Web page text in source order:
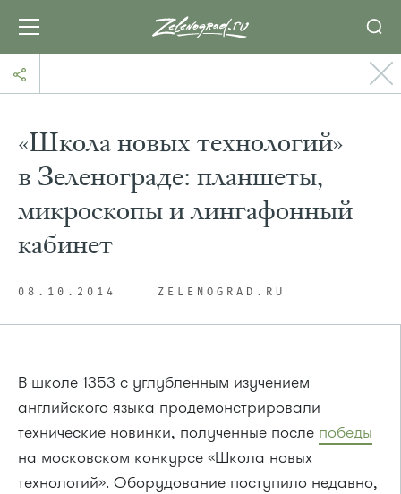
«Школа новых технологий»
в Зеленограде: планшеты,
микроскопы и лингафонный
кабинет
08.10.2014 ZELENOGRAD.RU
В школе 1353 с углубленным изучением
английского языка продемонстрировали
технические новинки, полученные после победы
на московском конкурсе «Школа новых
технологий». Оборудование поступило недавно,